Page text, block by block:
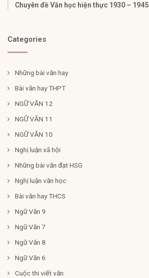
Chuyên đề Văn học hiện thực 1930 – 1945
Categories
Những bài văn hay
Bài văn hay THPT
NGỮ VĂN 12
NGỮ VĂN 11
NGỮ VĂN 10
Nghị luận xã hội
Những bài văn đạt HSG
Nghị luận văn học
Bài văn hay THCS
Ngữ Văn 9
Ngữ Văn 7
Ngữ Văn 8
Ngữ Văn 6
Cuộc thi viết văn